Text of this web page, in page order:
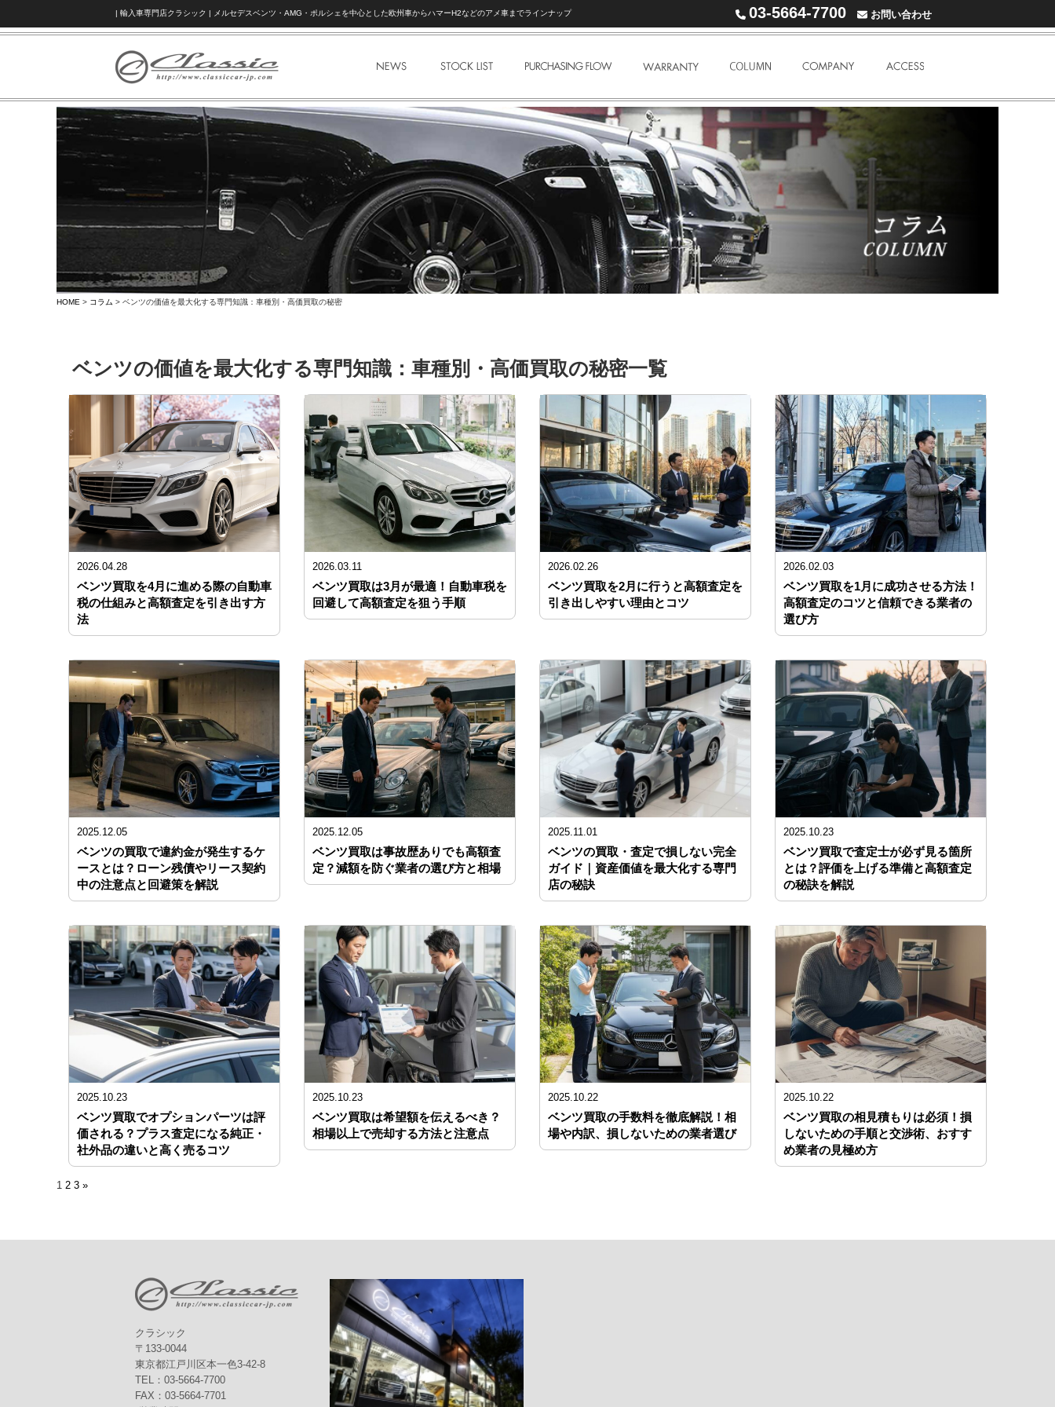
| 輸入車専門店クラシック | メルセデスベンツ・AMG・ポルシェを中心とした欧州車からハマーH2などのアメ車までラインナップ 03-5664-7700 お問い合わせ
STOCK LIST PURCHASE FLOW WARRANTY COLUMN COMPANY
HOME > コラム > ベンツの価値を最大化する専門知識：車種別・高価買取の秘密
ベンツの価値を最大化する専門知識：車種別・高価買取の秘密一覧
2026.04.28
ベンツ買取を4月に進める際の自動車
税の仕組みと高額査定を引き出す方
法
2026.03.11
ベンツ買取は3月が最適！自動車税を
回避して高額査定を狙う手順
2026.02.26
ベンツ買取を2月に行うと高額査定を
引き出しやすい理由とコツ
2026.02.03
ベンツ買取を1月に成功させる方法！
高額査定のコツと信頼できる業者の
選び方
2025.12.05
ベンツの買取で違約金が発生するケ
ースとは？ローン残債やリース契約
中の注意点と回避策を解説
2025.12.05
ベンツ買取は事故歴ありでも高額査
定？減額を防ぐ業者の選び方と相場
2025.11.01
ベンツの買取・査定で損しない完全
ガイド｜資産価値を最大化する専門
店の秘訣
2025.10.23
ベンツ買取で査定士が必ず見る箇所
とは？評価を上げる準備と高額査定
の秘訣を解説
2025.10.23
ベンツ買取でオプションパーツは評
価される？プラス査定になる純正・
社外品の違いと高く売るコツ
2025.10.23
ベンツ買取は希望額を伝えるべき？
相場以上で売却する方法と注意点
2025.10.22
ベンツ買取の手数料を徹底解説！相
場や内訳、損しないための業者選び
2025.10.22
ベンツ買取の相見積もりは必須！損
しないための手順と交渉術、おすす
め業者の見極め方
投
の
1 2 3 »
クラシック
〒133-0044
東京都江戸川区本一色3-42-8
TEL：03-5664-7700
FAX：03-5664-7701